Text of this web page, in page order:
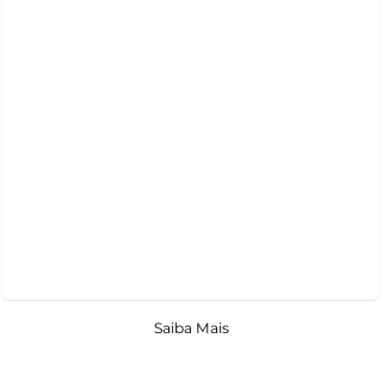
Saiba Mais